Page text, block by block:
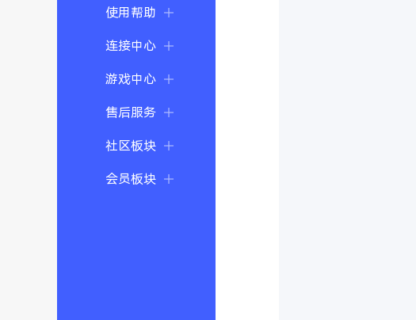
使用帮助
连接中心
游戏中心
售后服务
社区板块
会员板块